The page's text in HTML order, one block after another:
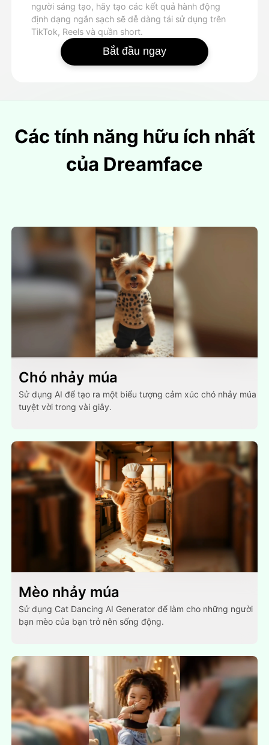
người sáng tạo, hãy tạo các kết quả hành động
định dạng ngắn sạch sẽ dễ dàng tái sử dụng trên
TikTok, Reels và quần short.
Bắt đầu ngay
Các tính năng hữu ích nhất
của Dreamface
Chó nhảy múa
Sử dụng AI để tạo ra một biểu tượng cảm xúc chó nhảy múa
tuyệt vời trong vài giây.
Mèo nhảy múa
Sử dụng Cat Dancing AI Generator để làm cho những người
bạn mèo của bạn trở nên sống động.